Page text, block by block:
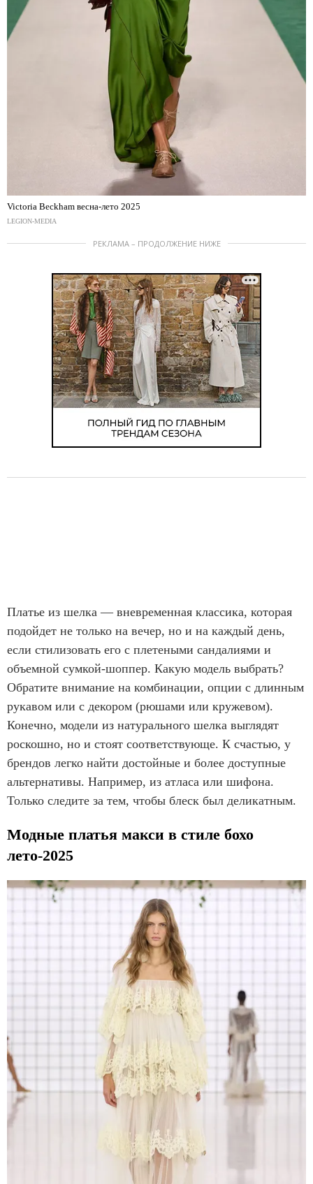
Victoria Beckham весна-лето 2025
LEGION-MEDIA
РЕКЛАМА – ПРОДОЛЖЕНИЕ НИЖЕ
Платье из шелка — вневременная классика, которая
подойдет не только на вечер, но и на каждый день,
если стилизовать его с плетеными сандалиями и
объемной сумкой-шоппер. Какую модель выбрать?
Обратите внимание на комбинации, опции с длинным
рукавом или с декором (рюшами или кружевом).
Конечно, модели из натурального шелка выглядят
роскошно, но и стоят соответствующе. К счастью, у
брендов легко найти достойные и более доступные
альтернативы. Например, из атласа или шифона.
Только следите за тем, чтобы блеск был деликатным.
Модные платья макси в стиле бохо
лето-2025